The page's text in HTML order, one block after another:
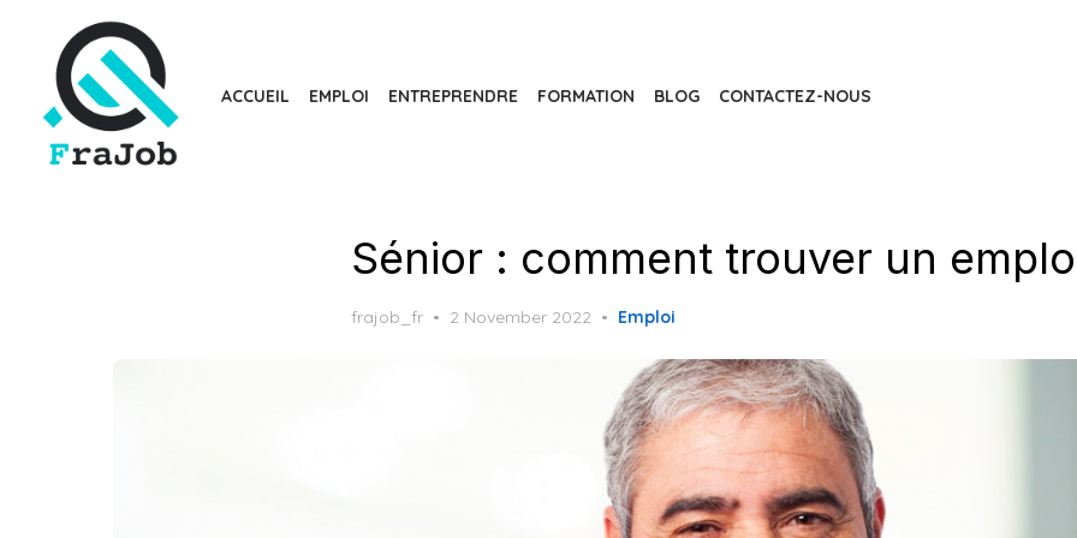
content
ACCUEIL EMPLOI ENTREPRENDRE FORMATION BLOG CONTACTEZ-NOUS
Sénior : comment trouver un
frajob_fr
Posted
2 November 2022 Emploi